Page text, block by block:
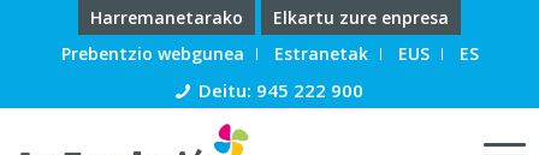
Harremanetarako
Elkartu zure enpresa
Prebentzio webgunea
Estranetak EUS ES
Deitu: 945 222 900